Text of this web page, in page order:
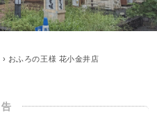
› おふろの王様 花小金井店